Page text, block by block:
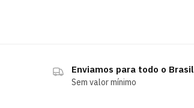
Enviamos para todo o Brasil
Sem valor mínimo